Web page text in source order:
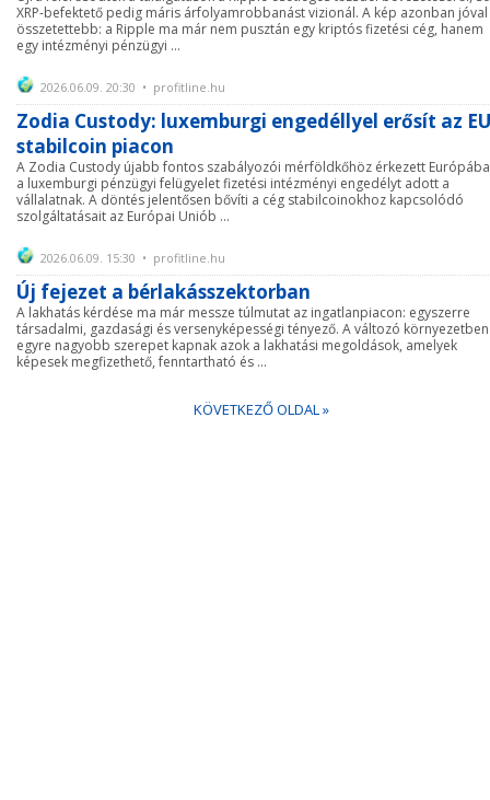
XRP-befektető pedig máris árfolyamrobbanást vizionál. A kép azonban jóval
összetettebb: a Ripple ma már nem pusztán egy kriptós fizetési cég, hanem
egy intézményi pénzügyi ...
2026.06.09. 20:30 • profitline.hu
Zodia Custody: luxemburgi engedéllyel erősít az
stabilcoin piacon
A Zodia Custody újabb fontos szabályozói mérföldkőhöz érkezett
a luxemburgi pénzügyi felügyelet fizetési intézményi engedélyt adott a
vállalatnak. A döntés jelentősen bővíti a cég stabilcoinokhoz kapcsolódó
szolgáltatásait az Európai Uniób ...
2026.06.09. 15:30 • profitline.hu
Új fejezet a bérlakásszektorban
A lakhatás kérdése ma már messze túlmutat az ingatlanpiacon: egyszerre
társadalmi, gazdasági és versenyképességi tényező. A változó környezetben
egyre nagyobb szerepet kapnak azok a lakhatási megoldások, amelyek
képesek megfizethető, fenntartható és ...
KÖVETKEZŐ OLDAL »